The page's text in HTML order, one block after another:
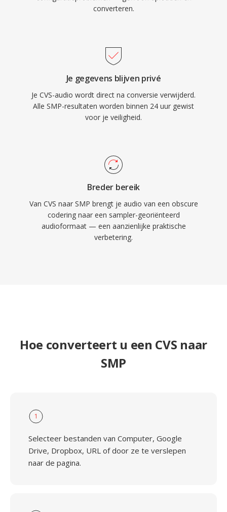
converteren.
Je gegevens blijven privé
Je CVS-audio wordt direct na conversie verwijderd.
Alle SMP-resultaten worden binnen 24 uur gewist
voor je veiligheid.
Breder bereik
Van CVS naar SMP brengt je audio van een obscure
codering naar een sampler-georiënteerd
audioformaat — een aanzienlijke praktische
verbetering.
Hoe converteert u een CVS naar
SMP
1
Selecteer bestanden van Computer, Google
Drive, Dropbox, URL of door ze te verslepen
naar de pagina.